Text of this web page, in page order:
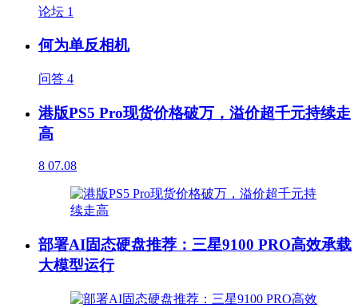
论坛 1
何为单反相机
问答 4
港版PS5 Pro现货价格破万，溢价超千元持续走
高
8 07.08
部署AI固态硬盘推荐：三星9100 PRO高效承载
大模型运行